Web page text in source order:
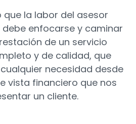
que la labor del asesor
enfocarse y caminar
de un servicio
y de calidad, que
necesidad desde
vista financiero que nos
un cliente.